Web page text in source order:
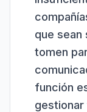
que sean
tomen
función